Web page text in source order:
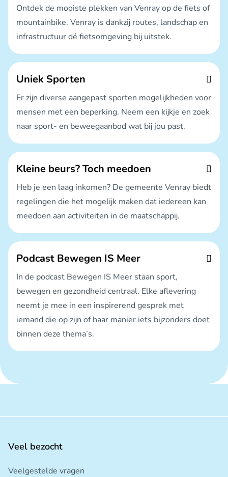
Ontdek de mooiste plekken van Venray op de fiets of
mountainbike. Venray is dankzij routes, landschap en
infrastructuur dé fietsomgeving bij uitstek.
Uniek Sporten
Er zijn diverse aangepast sporten mogelijkheden voor
mensen met een beperking. Neem een kijkje en zoek
naar sport- en beweegaanbod wat bij jou past.
Kleine beurs? Toch meedoen
Heb je een laag inkomen? De gemeente Venray biedt
regelingen die het mogelijk maken dat iedereen kan
meedoen aan activiteiten in de maatschappij.
Podcast Bewegen IS Meer
In de podcast Bewegen IS Meer staan sport,
bewegen en gezondheid centraal. Elke aflevering
neemt je mee in een inspirerend gesprek met
iemand die op zijn of haar manier iets bijzonders doet
binnen deze thema’s.
Veel bezocht
Veelgestelde vragen